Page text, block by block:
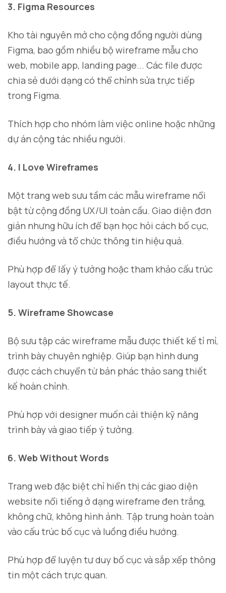
3. Figma Resources
Kho tài nguyên mở cho cộng đồng người dùng
Figma, bao gồm nhiều bộ wireframe mẫu cho
web, mobile app, landing page... Các file được
chia sẻ dưới dạng có thể chỉnh sửa trực tiếp
trong Figma.
Thích hợp cho nhóm làm việc online hoặc những
dự án cộng tác nhiều người.
4. I Love Wireframes
Một trang web sưu tầm các mẫu wireframe nổi
bật từ cộng đồng UX/UI toàn cầu. Giao diện đơn
giản nhưng hữu ích để bạn học hỏi cách bố cục,
điều hướng và tổ chức thông tin hiệu quả.
Phù hợp để lấy ý tưởng hoặc tham khảo cấu trúc
layout thực tế.
5. Wireframe Showcase
Bộ sưu tập các wireframe mẫu được thiết kế tỉ mỉ,
trình bày chuyên nghiệp. Giúp bạn hình dung
được cách chuyển từ bản phác thảo sang thiết
kế hoàn chỉnh.
Phù hợp với designer muốn cải thiện kỹ năng
trình bày và giao tiếp ý tưởng.
6. Web Without Words
Trang web đặc biệt chỉ hiển thị các giao diện
website nổi tiếng ở dạng wireframe đen trắng,
không chữ, không hình ảnh. Tập trung hoàn toàn
vào cấu trúc bố cục và luồng điều hướng.
Phù hợp để luyện tư duy bố cục và sắp xếp thông
tin một cách trực quan.